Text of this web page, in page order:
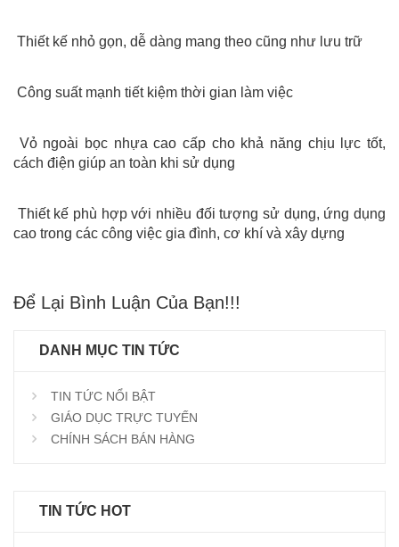
Thiết kế nhỏ gọn, dễ dàng mang theo cũng như lưu trữ
Công suất mạnh tiết kiệm thời gian làm việc
Vỏ ngoài bọc nhựa cao cấp cho khả năng chịu lực tốt,
cách điện giúp an toàn khi sử dụng
Thiết kế phù hợp với nhiều đối tượng sử dụng, ứng dụng
cao trong các công việc gia đình, cơ khí và xây dựng
Để Lại Bình Luận Của Bạn!!!
DANH MỤC TIN TỨC
TIN TỨC NỔI BẬT
GIÁO DỤC TRỰC TUYẾN
CHÍNH SÁCH BÁN HÀNG
TIN TỨC HOT